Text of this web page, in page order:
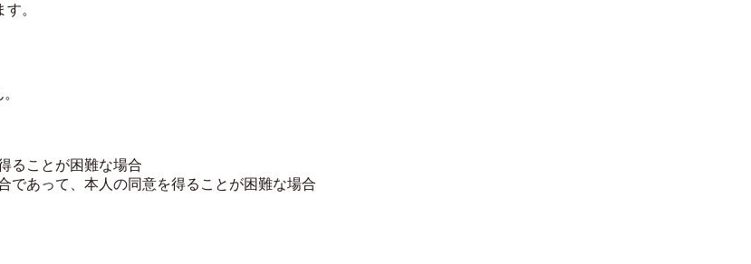
。
ることが困難な場合
であって、本人の同意を得ることが困難な場合